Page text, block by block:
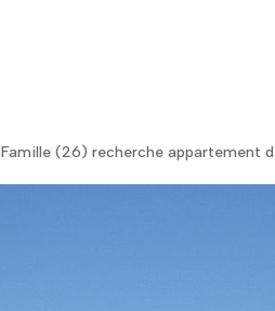
Famille (26) recherche appartement